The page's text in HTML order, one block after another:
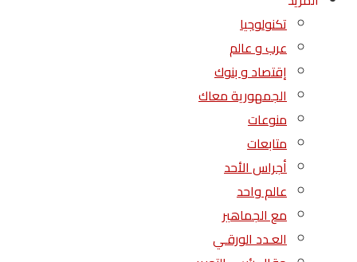
تكنولوجيا
عرب و عالم
إقتصاد و بنوك
الجمهورية معاك
منوعات
متابعات
أجراس الأحد
عالم واحد
مع الجماهير
العـدد الورقـي